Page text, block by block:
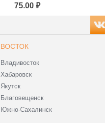
75.00 ₽
ВОСТОК
Владивосток
Хабаровск
Якутск
Благовещенск
Южно-Сахалинск